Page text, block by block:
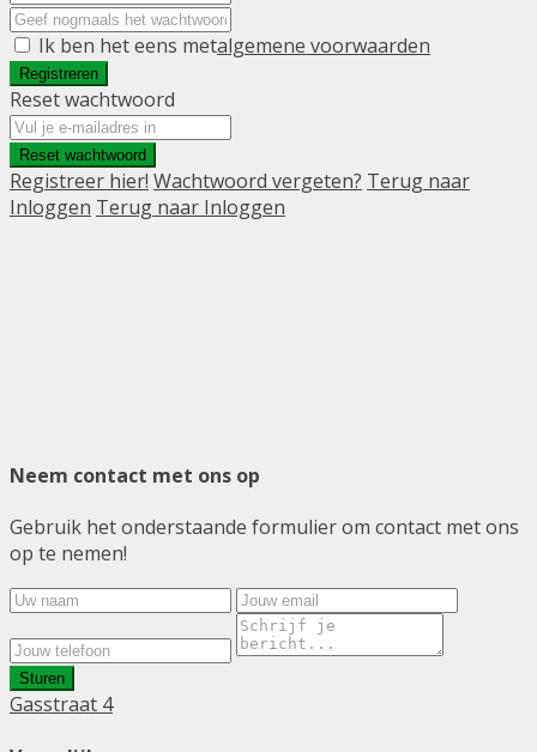
Ik ben het eens metalgemene voorwaarden
Registreren
Reset wachtwoord
Reset wachtwoord
Registreer hier! Wachtwoord vergeten? Terug naar
Inloggen Terug naar Inloggen
Neem contact met ons op
Gebruik het onderstaande formulier om contact met ons
op te nemen!
Sturen
Gasstraat 4